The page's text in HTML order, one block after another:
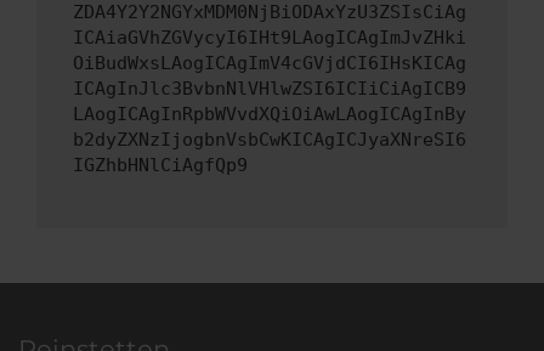
ZDA4Y2Y2NGYxMDM0NjBiODAxYzU3ZSIsCiAg
ICAiaGVhZGVycyI6IHt9LAogICAgImJvZHki
OiBudWxsLAogICAgImV4cGVjdCI6IHsKICAg
ICAgInJlc3BvbnNlVHlwZSI6ICIiCiAgICB9
LAogICAgInRpbWVvdXQiOiAwLAogICAgInBy
b2dyZXNzIjogbnVsbCwKICAgICJyaXNreSI6
IGZhbHNlCiAgfQp9